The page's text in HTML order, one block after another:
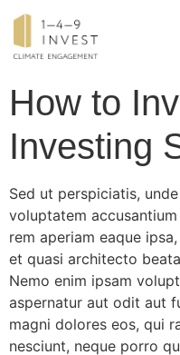
How to
Investing
Sed ut perspiciatis,
voluptatem
rem aperiam eaque
et quasi architecto
Nemo enim ipsam
aspernatur aut odit aut
magni dolores eos, qui
nesciunt, neque porro